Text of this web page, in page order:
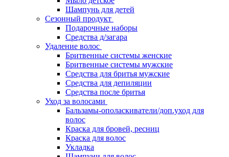
Шампунь для детей
Сезонный продукт
Подарочные наборы
Средства д/загара
Удаление волос
Бритвенные системы женские
Бритвенные системы мужские
Средства для бритья мужские
Средства для депиляции
Средства после бритья
Уход за волосами
Бальзамы-ополаскиватели/доп.уход для
волос
Краска для бровей, ресниц
Краска для волос
Укладка